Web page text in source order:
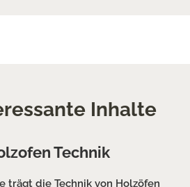
Inhalte
Technik
trägt die Technik von Holzöfen